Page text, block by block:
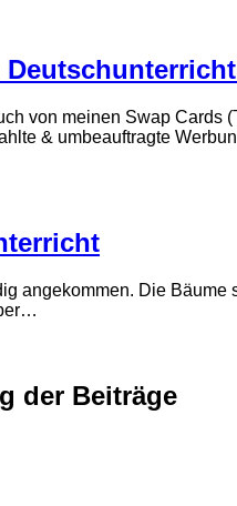
von meinen Swap Cards
& umbeauftragte
angekommen. Die
der Beiträge